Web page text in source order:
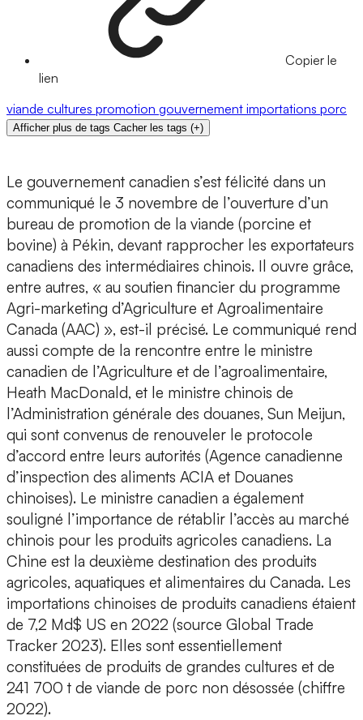
Copier le
lien
viande cultures promotion gouvernement importations porc
Afficher plus de tags Cacher les tags (+)
Le gouvernement canadien s’est félicité dans un
communiqué le 3 novembre de l’ouverture d’un
bureau de promotion de la viande (porcine et
bovine) à Pékin, devant rapprocher les exportateurs
canadiens des intermédiaires chinois. Il ouvre grâce,
entre autres, « au soutien financier du programme
Agri-marketing d’Agriculture et Agroalimentaire
Canada (AAC) », est-il précisé. Le communiqué rend
aussi compte de la rencontre entre le ministre
canadien de l’Agriculture et de l’agroalimentaire,
Heath MacDonald, et le ministre chinois de
l’Administration générale des douanes, Sun Meijun,
qui sont convenus de renouveler le protocole
d’accord entre leurs autorités (Agence canadienne
d’inspection des aliments ACIA et Douanes
chinoises). Le ministre canadien a également
souligné l’importance de rétablir l’accès au marché
chinois pour les produits agricoles canadiens. La
Chine est la deuxième destination des produits
agricoles, aquatiques et alimentaires du Canada. Les
importations chinoises de produits canadiens étaient
de 7,2 Md$ US en 2022 (source Global Trade
Tracker 2023). Elles sont essentiellement
constituées de produits de grandes cultures et de
241 700 t de viande de porc non désossée (chiffre
2022).